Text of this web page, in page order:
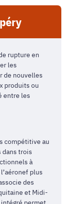
rupture en
les
de nouvelles
produits ou
entre les
compétitive au
dans trois
à
plus
des
et Midi-